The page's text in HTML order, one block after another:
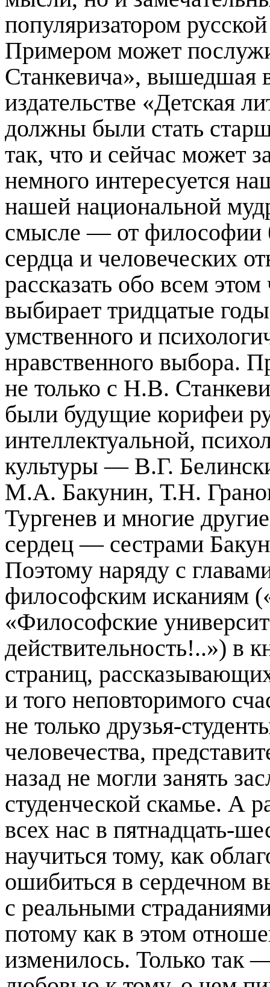
популяризатором
Примером может
Станкевича», вышедшая
издательстве «Детская
должны были стать
так, что и сейчас может
немного интересуется
нашей национальной
смысле — от философии
сердца и человеческих
рассказать обо всем
выбирает тридцатые
умственного и
нравственного выбора.
не только с Н.В.
были будущие корифеи
интеллектуальной,
культуры — В.Г.
М.А. Бакунин, Т.Н.
Тургенев и многие
сердец — сестрами
Поэтому наряду с
философским исканиям
«Философские
действительность!..»)
страниц,
и того неповторимого
не только друзья-
человечества,
назад не могли занять
студенческой скамье. А
всех нас в пятнадцать-
научиться тому, как
ошибиться в сердечном
с реальными
потому как в этом
изменилось. Только так